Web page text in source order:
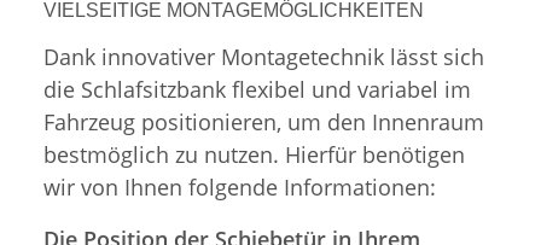
VIELSEITIGE MONTAGEMÖGLICHKEITEN
Dank innovativer Montagetechnik lässt sich
die Schlafsitzbank flexibel und variabel im
Fahrzeug positionieren, um den Innenraum
bestmöglich zu nutzen. Hierfür benötigen
wir von Ihnen folgende Informationen:
Die Position der Schiebetür in Ihrem